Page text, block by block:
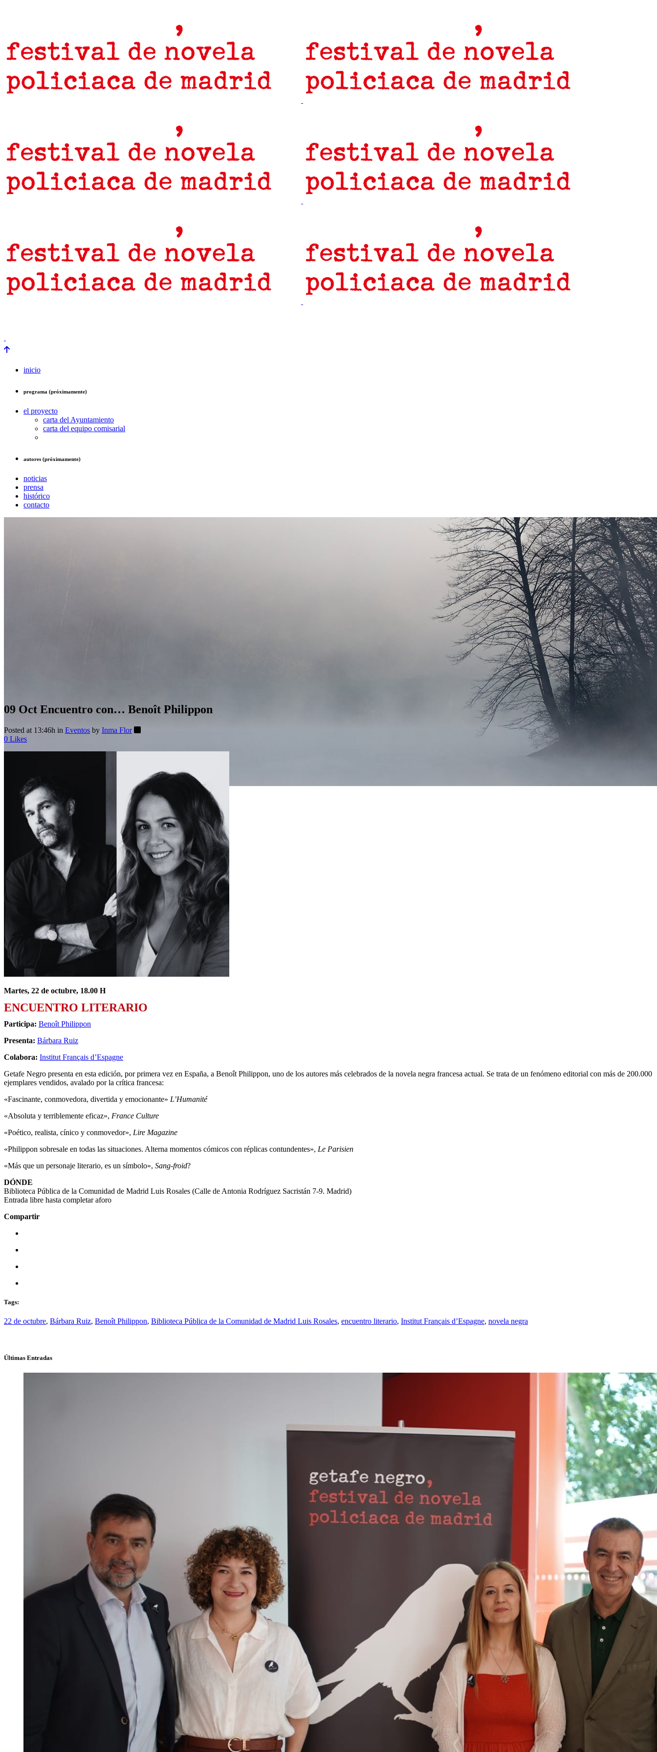
inicio
programa (próximamente)
el proyecto
carta del Ayuntamiento
carta del equipo comisarial
autores (próximamente)
noticias
prensa
histórico
contacto
09 Oct Encuentro con… Benoît Philippon
Posted at 13:46h in Eventos by Inma Flor
0 Likes
Martes, 22 de octubre, 18.00 H
ENCUENTRO LITERARIO
Participa: Benoît Philippon
Presenta: Bárbara Ruiz
Colabora: Institut Français d’Espagne
Getafe Negro presenta en esta edición, por primera vez en España, a Benoît Philippon, uno de los autores más celebrados de la novela negra francesa actual. Se trata de un fenómeno editorial con más de 200.000
ejemplares vendidos, avalado por la crítica francesa:
«Fascinante, conmovedora, divertida y emocionante» L’Humanité
«Absoluta y terriblemente eficaz», France Culture
«Poético, realista, cínico y conmovedor», Lire Magazine
«Philippon sobresale en todas las situaciones. Alterna momentos cómicos con réplicas contundentes», Le Parisien
«Más que un personaje literario, es un símbolo», Sang-froid?
DÓNDE
Biblioteca Pública de la Comunidad de Madrid Luis Rosales (Calle de Antonia Rodríguez Sacristán 7-9. Madrid)
Entrada libre hasta completar aforo
Compartir
Tags:
22 de octubre, Bárbara Ruiz, Benoît Philippon, Biblioteca Pública de la Comunidad de Madrid Luis Rosales, encuentro literario, Institut Français d’Espagne, novela negra
Últimas Entradas